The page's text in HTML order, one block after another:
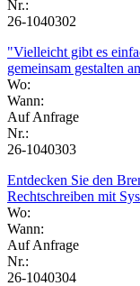
Nr.:
26-1040302
"Vielleicht gibt es
gemeinsam gestalten
Wo:
Wann:
Auf Anfrage
Nr.:
26-1040303
Entdecken Sie den
Rechtschreiben mit
Wo:
Wann:
Auf Anfrage
Nr.:
26-1040304